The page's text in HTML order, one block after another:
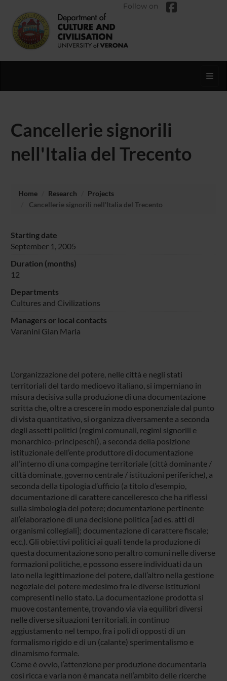
Follow on
Cancellerie signorili
nell'Italia del Trecento
Home Research
Projects
Cancellerie signorili nell'Italia del Trecento
Starting date
September 1, 2005
Duration (months)
12
Departments
Cultures and Civilizations
Managers or local contacts
Varanini Gian Maria
L'organizzazione del potere, nelle città e negli stati
territoriali del tardo medioevo italiano, si imperniano in
misura decisiva sulla produzione di una documentazione
scritta che, oltre a crescere in modo esponenziale dal punto
di vista quantitativo, si organizza diversamente a seconda
degli assetti politici (regimi comunali, regimi signorili e
monarchico-principeschi), a seconda della posizione
istituzionale dell’ente produttore di documentazione
all’interno di una compagine territoriale (città dominante /
città dominate, governo centrale / istituzioni periferiche), a
seconda della tipologia d’ufficio (a titolo d’esempio,
documentazione di carattere cancelleresco che ha riflessi
sulla simbologia del potere; documentazione pertinente
all’elaborazione di una decisione politica [ad es. atti di
organismi collegiali]; documentazione di carattere fiscale;
ecc.). Gli obiettivi politici ai quali tende la produzione di
questa documentazione sono peraltro comuni nelle diverse
formazioni politiche, e possono essere individuati da un
lato nella legittimazione del potere, dall’altro nella gestione
negoziale del potere medesimo fra le diverse istituzioni
compresenti nello stato. La documentazione prodotta si
muove costantemente, trovando via via equilibri diversi
nelle diverse situazioni territoriali, in continuo
aggiustamento nel tempo, fra i poli di opposti di un
formalismo rigido e di un (calante) sperimentalismo e
dinamismo formale.
Come è ovvio, l’attenzione per produzione documentaria
così ricca e varia non è mancata nell’ambito delle ricerche